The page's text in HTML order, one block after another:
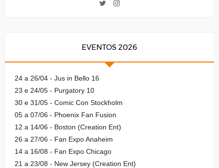
EVENTOS 2026
24 a 26/04 - Jus in Bello 16
23 e 24/05 - Purgatory 10
30 e 31/05 - Comic Con Stockholm
05 a 07/06 - Phoenix Fan Fusion
12 a 14/06 - Boston (Creation Ent)
26 a 27/06 - Fan Expo Anaheim
14 a 16/08 - Fan Expo Chicago
21 a 23/08 - New Jersey (Creation Ent)